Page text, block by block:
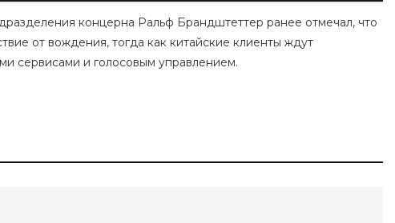
концерна Ральф Брандштеттер ранее отмечал, что
от вождения, тогда как китайские клиенты ждут
сервисами и голосовым управлением.